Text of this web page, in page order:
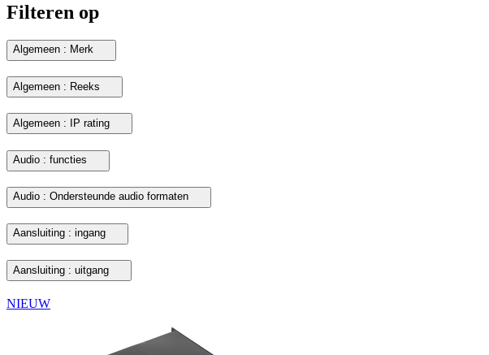
Filteren op
Algemeen : Merk
Algemeen : Reeks
Algemeen : IP rating
Audio : functies
Audio : Ondersteunde audio formaten
Aansluiting : ingang
Aansluiting : uitgang
NIEUW